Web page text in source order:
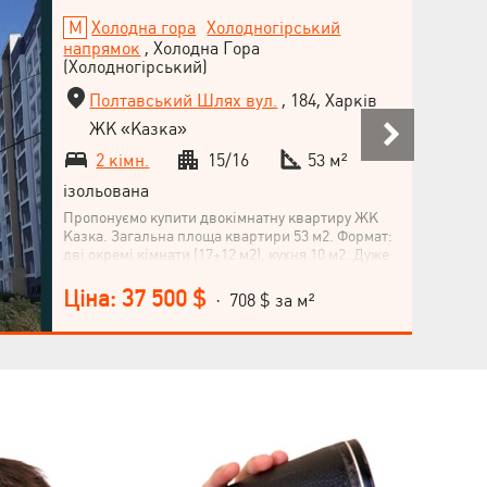
Холодна гора
Холодногірський
напрямок , Холодна Гора
(Холодногірський)
Полтавський Шлях вул. , 184, Харків
ЖК «Казка»
2 кімн.
15/16
53 м²
ізольована
Пропонуємо купити двокімнатну квартиру ЖК
Казка. Загальна площа квартири 53 м2. Формат:
дві окремі кімнати (17+12 м2), кухня 10 м2. Дуже
Комплектація квартири: металеві вхідні двері,
МПВ, радіатори опалення, лічильник
електроенергії. Горизонтальне розведення
інфраструктура: метро, ​​супермаркети КЛАС та
РОСТ, магазини, ринок Казка, оновлений парк
"Юність", зупинка громадського транспорту.
Ціна: 37 500 $ · 708 $ за м²